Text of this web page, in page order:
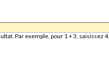
Par exemple, pour 1 + 3, saisissez 4.